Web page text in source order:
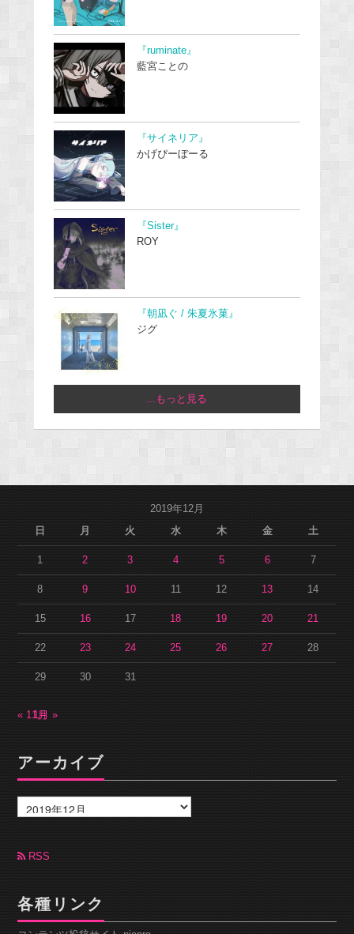
『ruminate』
藍宮ことの
『サイネリア』
かげぴーぼーる
『Sister』
ROY
『朝凪ぐ / 朱夏氷菓』
ジグ
...もっと見る
2019年12月
日
月 火 水 木 金 土
1 2 3 4 5 6 7
8 9 10 11 12 13 14
15 16 17 18 19 20 21
22 23 24 25 26 27 28
29 30 31
« 11月1月 »
アーカイブ
ー
カ
ブ RSS
各種リンク